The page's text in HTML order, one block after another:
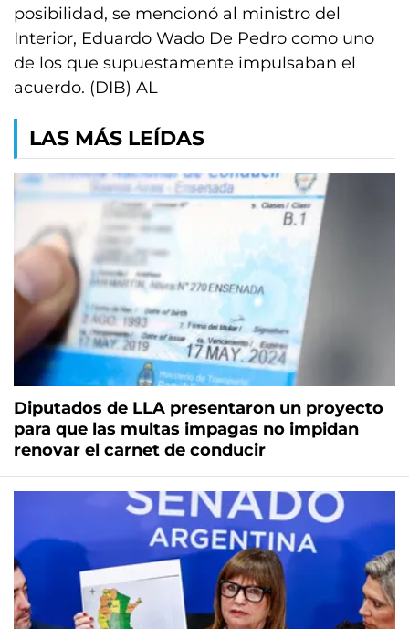
posibilidad, se mencionó al ministro del
Interior, Eduardo Wado De Pedro como uno
de los que supuestamente impulsaban el
acuerdo. (DIB) AL
LAS MÁS LEÍDAS
Diputados de LLA presentaron un proyecto
para que las multas impagas no impidan
renovar el carnet de conducir